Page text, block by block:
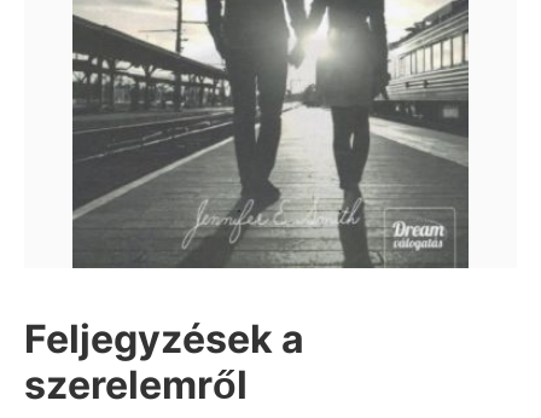
Feljegyzések a
szerelemről